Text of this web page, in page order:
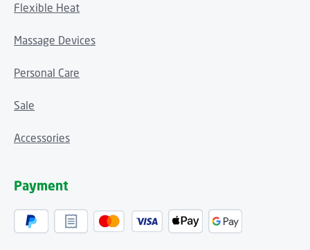
Flexible Heat
Massage Devices
Personal Care
Sale
Accessories
Payment